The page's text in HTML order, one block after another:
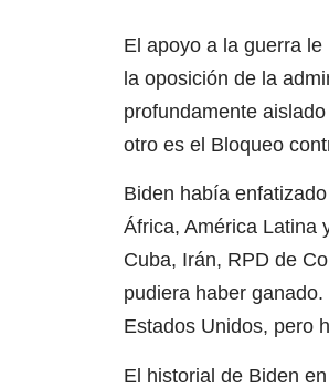
El apoyo a la guerra
la oposición de la
profundamente
otro es el Bloqueo
Biden había
África, América Latina
Cuba, Irán, RPD de
pudiera haber
Estados Unidos, pero
El historial de Biden